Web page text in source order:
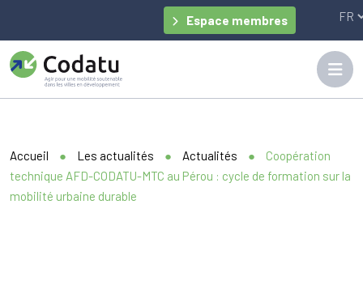
Espace membres
Accueil ● Les actualités ● Actualités ●
Coopération
technique AFD-CODATU-MTC au Pérou : cycle de formation sur la
mobilité urbaine durable
Panneau de gestion des cookies